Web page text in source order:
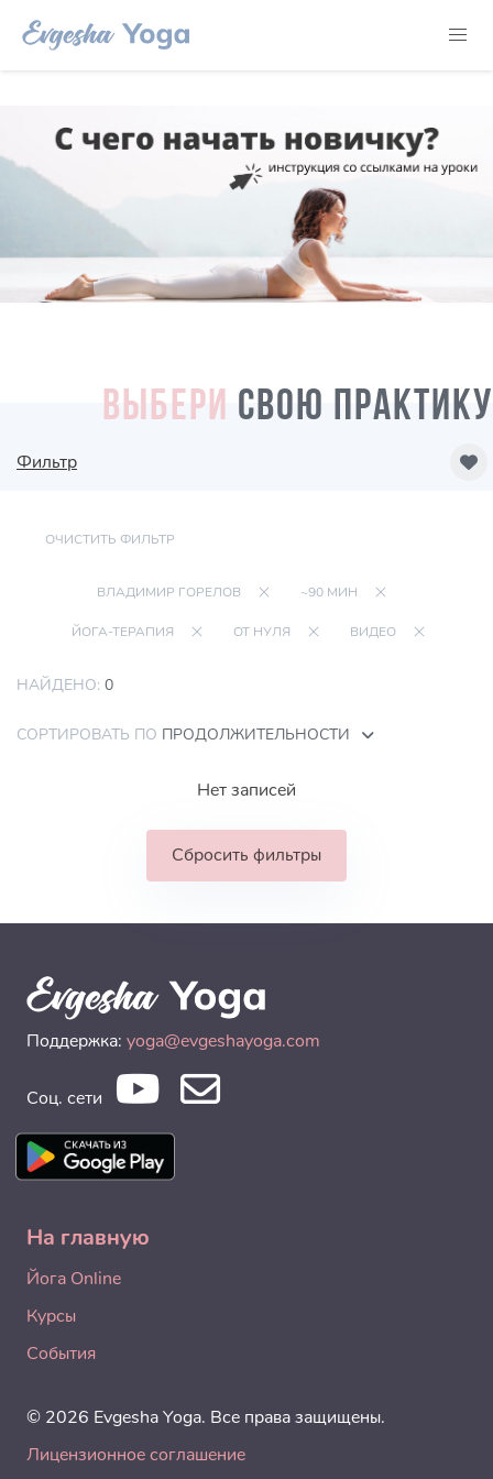
ВЫБЕРИ СВОЮ ПРАКТИКУ
Фильтр
ОЧИСТИТЬ ФИЛЬТР
ВЛАДИМИР ГОРЕЛОВ ~90 МИН
ЙОГА-ТЕРАПИЯ ОТ НУЛЯ ВИДЕО
НАЙДЕНО: 0
СОРТИРОВАТЬ ПО ПРОДОЛЖИТЕЛЬНОСТИ
Нет записей
Сбросить фильтры
Поддержка: yoga@evgeshayoga.com
Соц. сети
На главную
Йога Online
Курсы
События
© 2026 Evgesha Yoga. Все права защищены.
Лицензионное соглашение